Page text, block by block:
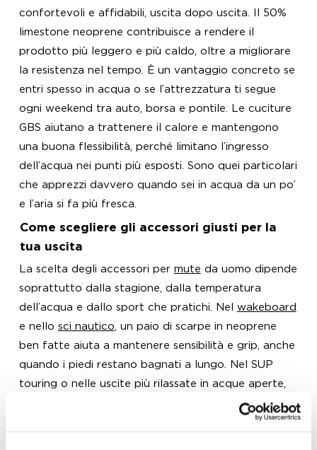
confortevoli e affidabili, uscita dopo uscita. Il 50%
limestone neoprene contribuisce a rendere il
prodotto più leggero e più caldo, oltre a migliorare
la resistenza nel tempo. È un vantaggio concreto se
entri spesso in acqua o se l’attrezzatura ti segue
ogni weekend tra auto, borsa e pontile. Le cuciture
GBS aiutano a trattenere il calore e mantengono
una buona flessibilità, perché limitano l’ingresso
dell’acqua nei punti più esposti. Sono quei particolari
che apprezzi davvero quando sei in acqua da un po’
e l’aria si fa più fresca.
Come scegliere gli accessori giusti per la
tua uscita
La scelta degli accessori per mute da uomo dipende
soprattutto dalla stagione, dalla temperatura
dell’acqua e dallo sport che pratichi. Nel wakeboard
e nello sci nautico , un paio di scarpe in neoprene
ben fatte aiuta a mantenere sensibilità e grip, anche
quando i piedi restano bagnati a lungo. Nel SUP
touring o nelle uscite più rilassate in acque aperte,
guanti e cappuccio possono fare una grande
differenza nelle prime ore del mattino, quando il